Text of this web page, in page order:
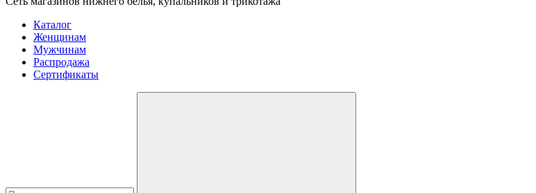
Каталог
Женщинам
Мужчинам
Распродажа
Сертификаты